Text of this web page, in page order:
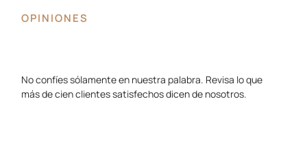
OPINIONES
No confíes sólamente en nuestra palabra. Revisa lo que
más de cien clientes satisfechos dicen de nosotros.